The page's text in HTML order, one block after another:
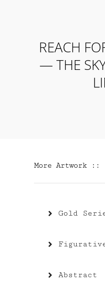
REACH
— THE
More Artwork ::
Gold
Abstract